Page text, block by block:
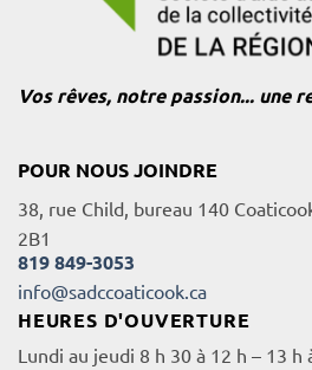
Vos rêves, notre passion... une
POUR NOUS JOINDRE
38, rue Child, bureau 140
2B1
819 849-3053
info@sadccoaticook.ca
HEURES D'OUVERTURE
Lundi au jeudi 8 h 30 à 12 h – 13 h